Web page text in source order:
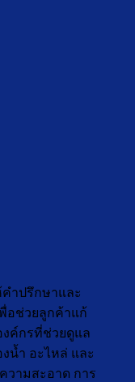
คำปรึกษาและ
อช่วยลูกค้าแก้
ค์กรที่ช่วยดูแล
งน้ำ อะไหล่ และ
วามสะอาด การ